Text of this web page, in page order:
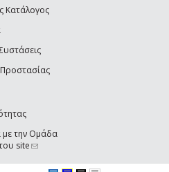
Κατάλογος
με την Ομάδα
site(link sends e-mail)